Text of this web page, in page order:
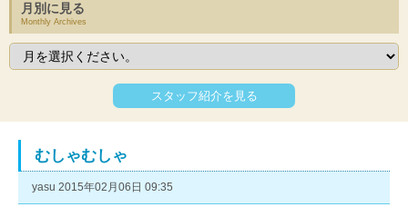
月別に見る
Monthly Archives
スタッフ紹介を見る
むしゃむしゃ
yasu 2015年02月06日 09:35